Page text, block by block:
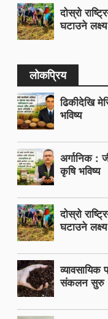
दोस्रो
घटाउने लक्ष्य
लोकप्रिय
ढिकीदेखि
भविष्य
अर्गानिक :
कृषि भविष्य
दोस्रो
घटाउने लक्ष्य
संकलन सुरु